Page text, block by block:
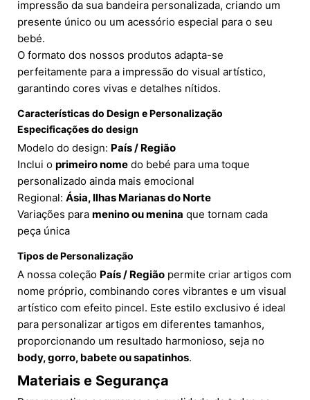
impressão da sua bandeira personalizada, criando um
presente único ou um acessório especial para o seu
bebé.
O formato dos nossos produtos adapta-se
perfeitamente para a impressão do visual artístico,
garantindo cores vivas e detalhes nítidos.
Características do Design e Personalização
Especificações do design
Modelo do design: País / Região
Inclui o primeiro nome do bebé para uma toque
personalizado ainda mais emocional
Regional: Ásia, Ilhas Marianas do Norte
Variações para menino ou menina que tornam cada
peça única
Tipos de Personalização
A nossa coleção País / Região permite criar artigos com
nome próprio, combinando cores vibrantes e um visual
artístico com efeito pincel. Este estilo exclusivo é ideal
para personalizar artigos em diferentes tamanhos,
proporcionando um resultado harmonioso, seja no
body, gorro, babete ou sapatinhos.
Materiais e Segurança